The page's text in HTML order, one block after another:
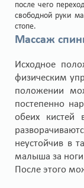
после чего
свободной руки
стопе.
Массаж
Исходное
физическим
положении
постепенно
обеих кистей
неустойчив в
малыша за
После этого